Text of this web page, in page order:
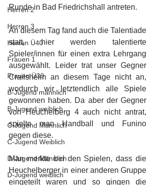
Herren 2
Herren 3
Herren Ü40
Frauen 1
Frauen Ü30
B-Jugend männlich
B-Jugend weiblich
C-Jugend Männlich
C-Jugend Weiblich
D-Jugend Männlich
D-Jugend weiblich
Runde in Bad Friedrichshall antreten.
An diesem Tag fand auch die Talentiade
statt, hier werden talentierte
Spieler/innen für einen extra Lehrgang
ausgewählt. Leider trat unser Gegner
Crailsheim an diesem Tage nicht an,
wodurch wir letztendlich alle Spiele
gewonnen haben. Da aber der Gegner
von Heuchelberg 4 auch nicht antrat,
spielte man Handball und Funino
gegen diese.
Man merkte bei den Spielen, dass die
Heuchelberger in einer anderen Gruppe
eingeteilt waren und so gingen die